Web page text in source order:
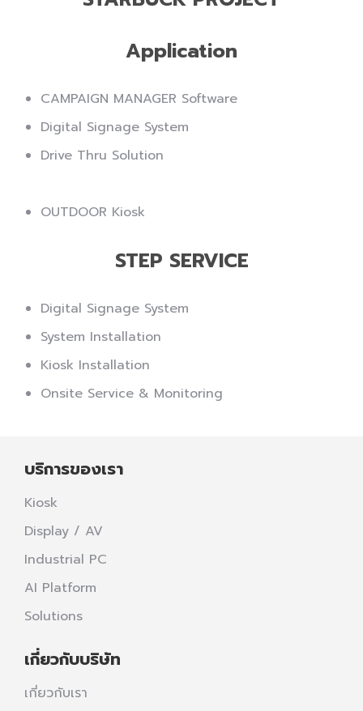
Application
CAMPAIGN MANAGER Software
Digital Signage System
Drive Thru Solution
OUTDOOR Kiosk
STEP SERVICE
Digital Signage System
System Installation
Kiosk Installation
Onsite Service & Monitoring
บริการของเรา
Kiosk
Display / AV
Industrial PC
AI Platform
Solutions
เกี่ยวกับบริษัท
เกี่ยวกับเรา